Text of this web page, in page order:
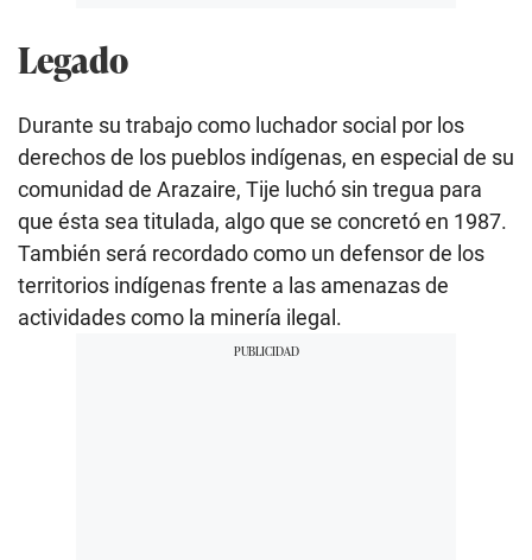
Legado
Durante su trabajo como luchador social por los
derechos de los pueblos indígenas, en especial de su
comunidad de Arazaire, Tije luchó sin tregua para
que ésta sea titulada, algo que se concretó en 1987.
También será recordado como un defensor de los
territorios indígenas frente a las amenazas de
actividades como la minería ilegal.